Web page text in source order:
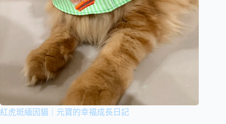
紅虎斑緬因貓｜元寶的幸福成長日記